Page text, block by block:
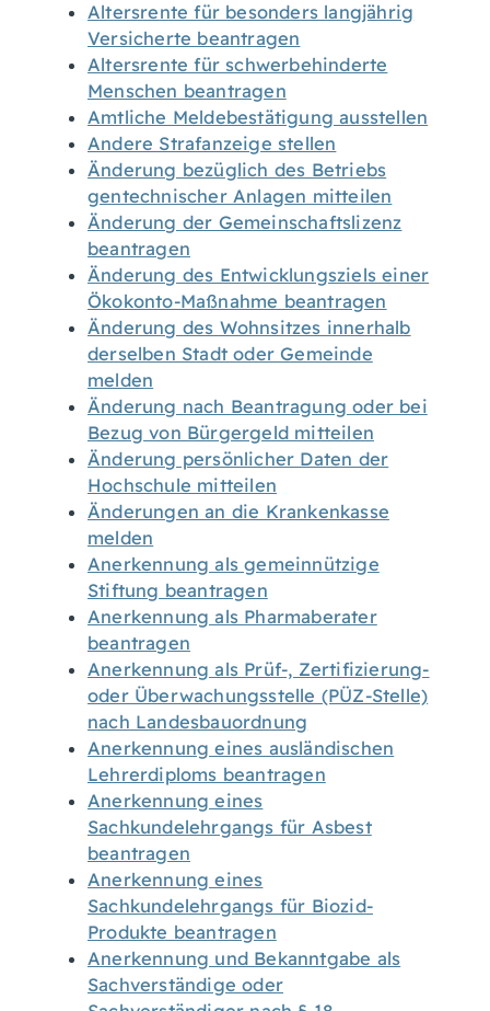
Altersrente für besonders langjährig
Versicherte beantragen
Altersrente für schwerbehinderte
Menschen beantragen
Amtliche Meldebestätigung ausstellen
Andere Strafanzeige stellen
Änderung bezüglich des Betriebs
gentechnischer Anlagen mitteilen
Änderung der Gemeinschaftslizenz
beantragen
Änderung des Entwicklungsziels einer
Ökokonto-Maßnahme beantragen
Änderung des Wohnsitzes innerhalb
derselben Stadt oder Gemeinde
melden
Änderung nach Beantragung oder bei
Bezug von Bürgergeld mitteilen
Änderung persönlicher Daten der
Hochschule mitteilen
Änderungen an die Krankenkasse
melden
Anerkennung als gemeinnützige
Stiftung beantragen
Anerkennung als Pharmaberater
beantragen
Anerkennung als Prüf-, Zertifizierung-
oder Überwachungsstelle (PÜZ-Stelle)
nach Landesbauordnung
Anerkennung eines ausländischen
Lehrerdiploms beantragen
Anerkennung eines
Sachkundelehrgangs für Asbest
beantragen
Anerkennung eines
Sachkundelehrgangs für Biozid-
Produkte beantragen
Anerkennung und Bekanntgabe als
Sachverständige oder